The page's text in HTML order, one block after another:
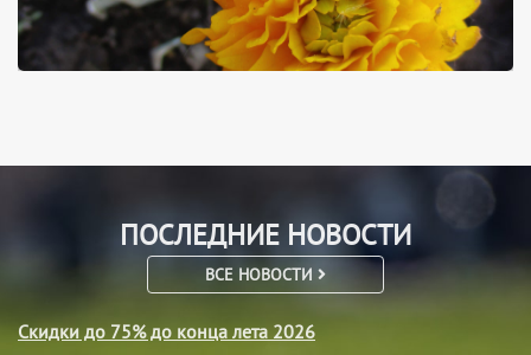
ПОСЛЕДНИЕ НОВОСТИ
ВСЕ НОВОСТИ
Скидки до 75% до конца лета 2026